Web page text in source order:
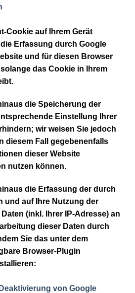
Cookie auf Ihrem Gerät
Erfassung durch Google
und für diesen Browser
das Cookie in Ihrem
die Speicherung der
Einstellung Ihrer
wir weisen Sie jedoch
diesem Fall gegebenenfalls
dieser Website
nutzen können.
die Erfassung der durch
und auf Ihre Nutzung der
(inkl. Ihrer IP-Adresse) an
dieser Daten durch
Sie das unter dem
Browser-Plugin
von Google